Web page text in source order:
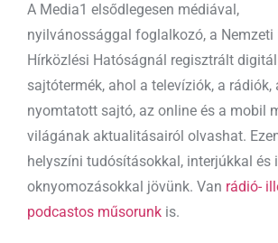
A Media1 elsődlegesen médiával,
nyilvánossággal foglalkozó, a Nemzeti
Hírközlési Hatóságnál regisztrált
sajtótermék, ahol a televíziók, a rádiók,
nyomtatott sajtó, az online és a mobil
világának aktualitásairól olvashat.
helyszíni tudósításokkal, interjúkkal és
oknyomozásokkal jövünk. Van rádió-
podcastos műsorunk is.